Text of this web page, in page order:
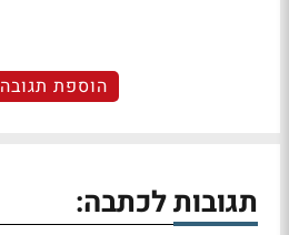
הוספת תגובה
תגובות לכתבה: